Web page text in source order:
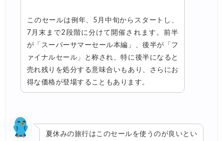
このセールは例年、5月中旬からスタートし、
7月末まで2段階に分けて開催されます。前半
が「スーパーサマーセール本編」、後半が「フ
ァイナルセール」と称され、特に後半になると
売れ残りを処分する意味合いもあり、さらにお
得な価格が登場することもあります。
夏休みの旅行はこのセールを使うのが良いとい